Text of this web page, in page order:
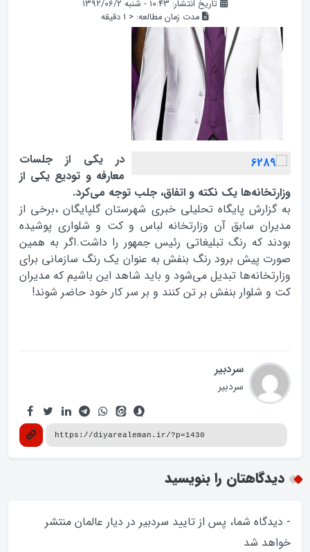
تاریخ انتشار: ۱۰:۴۳ - شنبه ۱۳۹۲/۰۶/۲
مدت زمان مطالعه: < 1 دقیقه
در یکی از جلسات
معارفه و تودیع یکی از
وزارتخانه‌ها یک نکته و اتفاق، جلب توجه می‌کرد.
به گزارش پایگاه تحلیلی خبری شهرستان گلپایگان ،برخی از
مدیران سابق آن وزارتخانه لباس و کت و شلواری پوشیده
بودند که رنگ تبلیغاتی رئیس جمهور را داشت.اگر به همین
صورت پیش برود رنگ بنفش به عنوان یک رنگ سازمانی برای
وزارتخانه‌ها تبدیل می‌شود و باید شاهد این باشیم که مدیران
کت و شلوار بنفش بر تن کنند و بر سر کار خود حاضر شوند!
سردبیر
سردبیر
دیدگاهتان را بنویسید
- دیدگاه شما، پس از تایید سردبیر در دیار عالمان منتشر
خواهد‌ شد